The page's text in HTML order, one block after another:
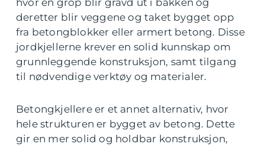
hvor en grop blir gravd ut i bakken og
deretter blir veggene og taket bygget opp
fra betongblokker eller armert betong. Disse
jordkjellerne krever en solid kunnskap om
grunnleggende konstruksjon, samt tilgang
til nødvendige verktøy og materialer.
Betongkjellere er et annet alternativ, hvor
hele strukturen er bygget av betong. Dette
gir en mer solid og holdbar konstruksjon,